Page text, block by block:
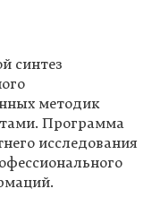
синтез
методик
Программа
исследования